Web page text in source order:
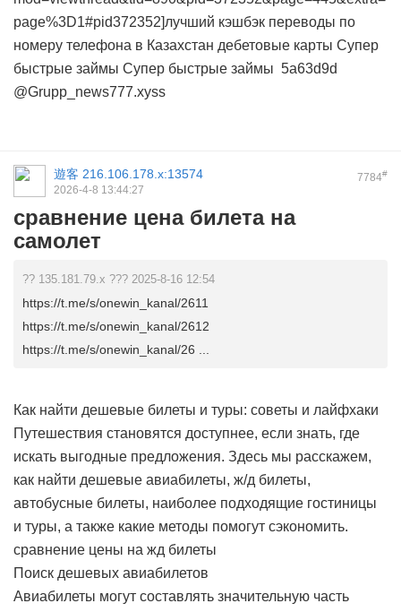
page%3D1#pid372352]лучший кэшбэк переводы по
номеру телефона в Казахстан дебетовые карты Супер
быстрые займы Супер быстрые займы 5a63d9d
@Grupp_news777.xyss
7784#
遊客 216.106.178.x:13574
2026-4-8 13:44:27
сравнение цена билета на
самолет
?? 135.181.79.x ??? 2025-8-16 12:54
https://t.me/s/onewin_kanal/2611
https://t.me/s/onewin_kanal/2612
https://t.me/s/onewin_kanal/26 ...
Как найти дешевые билеты и туры: советы и лайфхаки
Путешествия становятся доступнее, если знать, где
искать выгодные предложения. Здесь мы расскажем,
как найти дешевые авиабилеты, ж/д билеты,
автобусные билеты, наиболее подходящие гостиницы
и туры, а также какие методы помогут сэкономить.
сравнение цены на жд билеты
Поиск дешевых авиабилетов
Авиабилеты могут составлять значительную часть